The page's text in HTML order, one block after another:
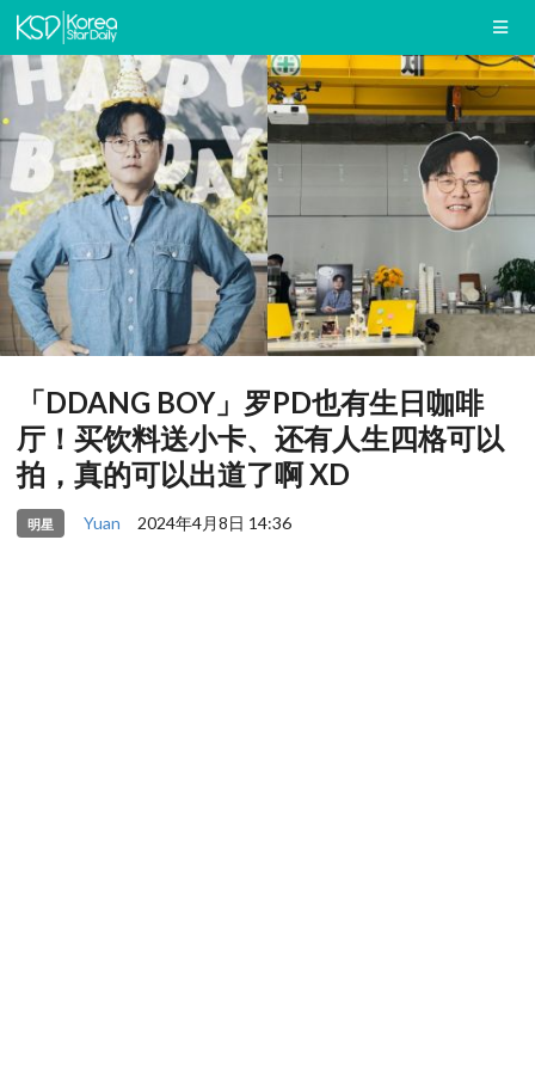
「DDANG BOY」罗PD也有生日咖啡
厅！买饮料送小卡、还有人生四格可以
拍，真的可以出道了啊 XD
明星 Yuan 2024年4月8日 14:36